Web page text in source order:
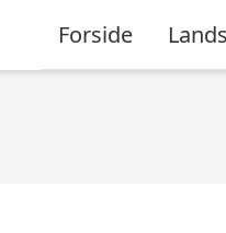
Forside